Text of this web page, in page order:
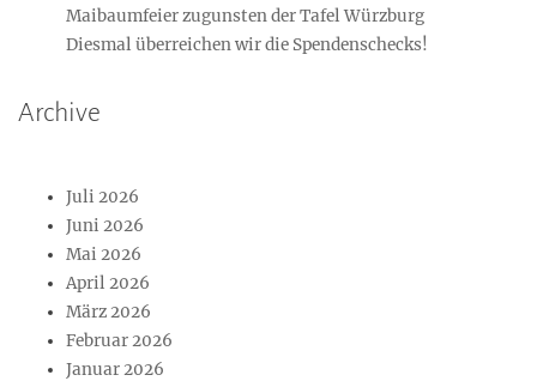
Maibaumfeier zugunsten der Tafel Würzburg
Diesmal überreichen wir die Spendenschecks!
Archive
Juli 2026
Juni 2026
Mai 2026
April 2026
März 2026
Februar 2026
Januar 2026